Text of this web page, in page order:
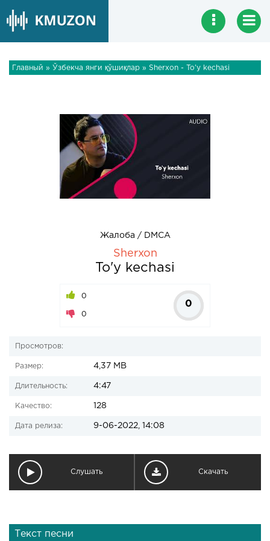
Главный » Ўзбекча янги қўшиқлар » Sherxon - To'y kechasi
Жалоба / DMCA
Sherxon
To'y kechasi
0
0
0
Просмотров:
Размер: 4,37 MB
Длительность: 4:47
Качество: 128
Дата релиза: 9-06-2022, 14:08
Слушать Скачать
Текст песни